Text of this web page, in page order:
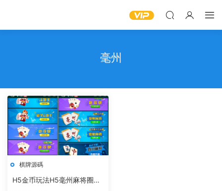
毫州
棋牌源碼
H5金币玩法H5毫州麻将圈棋